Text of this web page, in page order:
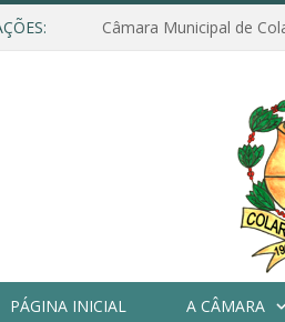
PÁGINA INICIAL A CÂMARA